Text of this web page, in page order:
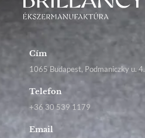
Cím
1065 Budapest, Podmaniczky u. 4.
Telefon
+36 30 539 1179
Email